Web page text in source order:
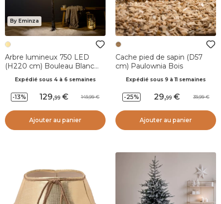
By Eminza
Arbre lumineux 750 LED
(H220 cm) Bouleau Blanc
Expédié sous 4 à 6 semaines
-13% 129,99 149,99
Ajouter au panier
Cache pied de sapin (D57
cm) Paulownia Bois
Expédié sous 9 à 11 semaines
-25% 29,99 39,99
Ajouter au panier